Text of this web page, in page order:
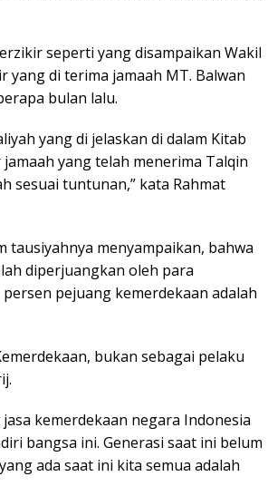
seperti yang disampaikan Wakil
yang di terima jamaah MT. Balwan
bulan lalu.
yang di jelaskan di dalam Kitab
yang telah menerima Talqin
sesuai tuntunan,” kata Rahmat
tausiyahnya menyampaikan, bahwa
diperjuangkan oleh para
pejuang kemerdekaan adalah
bukan sebagai pelaku
kemerdekaan negara Indonesia
bangsa ini. Generasi saat ini belum
ada saat ini kita semua adalah